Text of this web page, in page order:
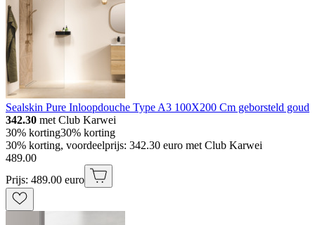
Sealskin Pure Inloopdouche Type A3 100X200 Cm geborsteld goud
342.30 met Club Karwei
30% korting30% korting
30% korting, voordeelprijs: 342.30 euro met Club Karwei
489.00
Prijs: 489.00 euro